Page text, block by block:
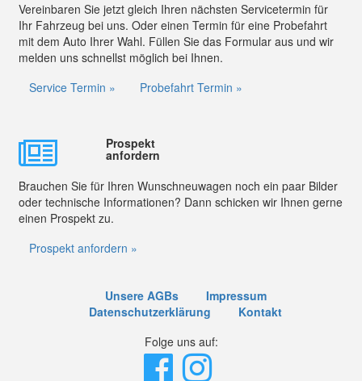
Vereinbaren Sie jetzt gleich Ihren nächsten Servicetermin für
Ihr Fahrzeug bei uns. Oder einen Termin für eine Probefahrt
mit dem Auto Ihrer Wahl. Füllen Sie das Formular aus und wir
melden uns schnellst möglich bei Ihnen.
Service Termin »
Probefahrt Termin »
Prospekt
anfordern
Brauchen Sie für Ihren Wunschneuwagen noch ein paar Bilder
oder technische Informationen? Dann schicken wir Ihnen gerne
einen Prospekt zu.
Prospekt anfordern »
Unsere AGBs
Impressum
Datenschutzerklärung
Kontakt
Folge uns auf: